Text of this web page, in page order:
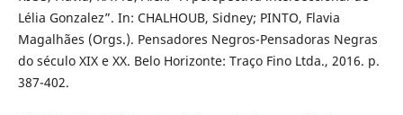
Lélia Gonzalez”. In: CHALHOUB, Sidney; PINTO, Flavia
Magalhães (Orgs.). Pensadores Negros-Pensadoras Negras
do século XIX e XX. Belo Horizonte: Traço Fino Ltda., 2016. p.
387-402.